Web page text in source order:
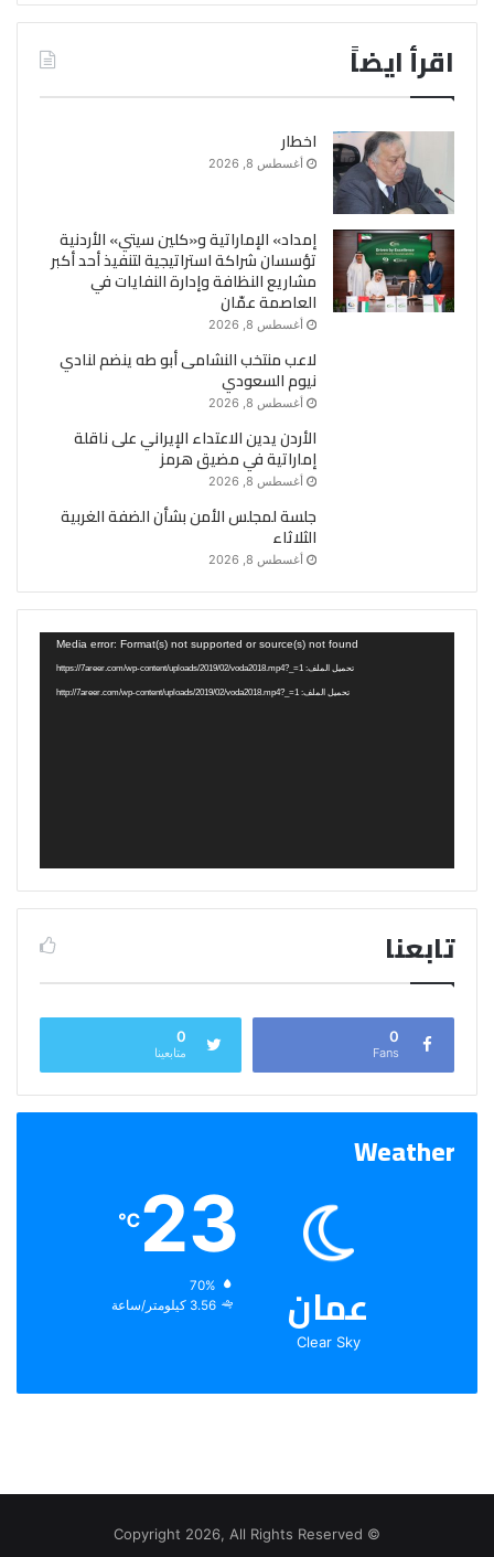
اقرأ ايضاً
اخطار
أغسطس 8, 2026
إمداد» الإماراتية و«كلين سيتي» الأردنية
تؤسسان شراكة استراتيجية لتنفيذ أحد أكبر
مشاريع النظافة وإدارة النفايات في
العاصمة عمّان
أغسطس 8, 2026
لاعب منتخب النشامى أبو طه ينضم لنادي
نيوم السعودي
أغسطس 8, 2026
الأردن يدين الاعتداء الإيراني على ناقلة
إماراتية في مضيق هرمز
أغسطس 8, 2026
جلسة لمجلس الأمن بشأن الضفة الغربية
الثلاثاء
أغسطس 8, 2026
Media error: Format(s) not supported or source(s) not found
تحميل الملف: https://7areer.com/wp-content/uploads/2019/02/voda2018.mp4?_=1
تحميل الملف: http://7areer.com/wp-content/uploads/2019/02/voda2018.mp4?_=1
تابعنا
0
Fans
0
متابعينا
Weather
عمان
Clear Sky
23
℃
الرطوبة:
الرياح:3.56 كيلومتر/ساعة
© Copyright 2026, All Rights Reserved